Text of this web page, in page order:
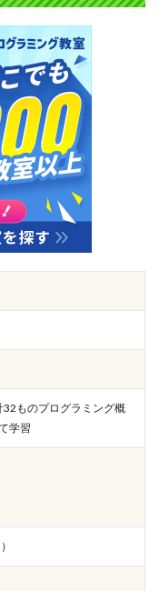
ものプログラミング概
学習